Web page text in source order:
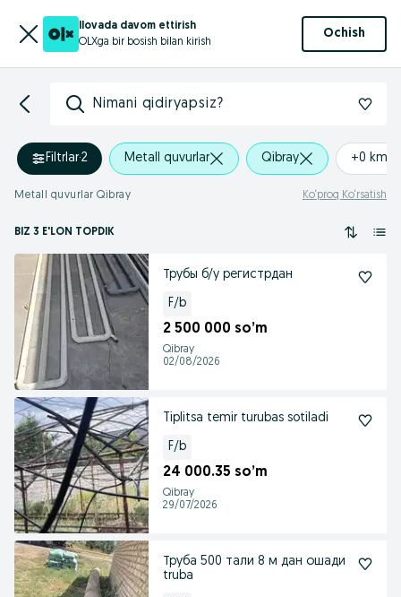
Ilovada davom ettirish
OLXga bir bosish bilan kirish
Ochish
Nimani qidiryapsiz?
Filtrlar·2 Metall quvurlar Qibray +0 km
Metall quvurlar Qibray Ko‘proq Ko‘rsatish
BIZ 3 E'LON TOPDIK
Трубы б/у регистрдан
F/b
2 500 000 so’m
Qibray
02/08/2026
Tiplitsa temir turubas sotiladi
F/b
24 000.35 so’m
Qibray
29/07/2026
Труба 500 тали 8 м дан ошади
truba